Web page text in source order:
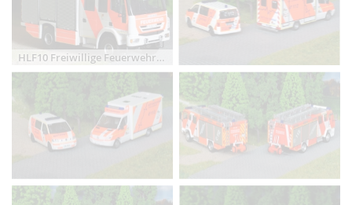
HLF10 Freiwillige Feuerwehr Oldenburg Eversten